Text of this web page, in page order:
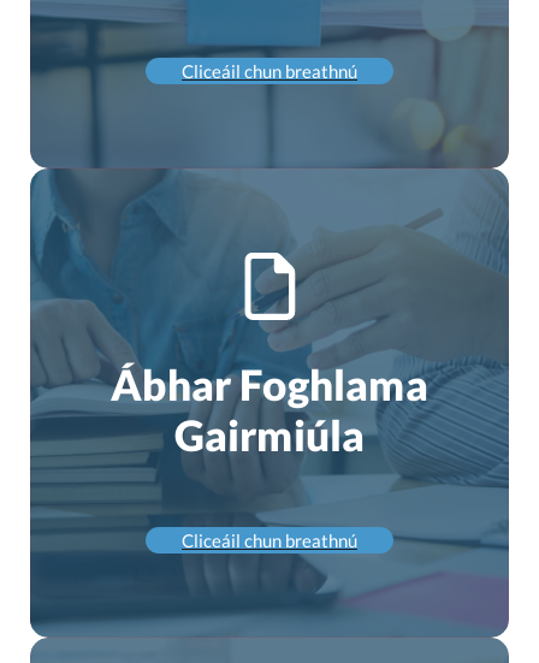
Cliceáil chun breathnú
Ábhar Foghlama
Gairmiúla
Cliceáil chun breathnú